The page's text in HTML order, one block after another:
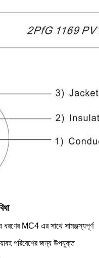
MC4 এর সাথে সামঞ্জস্যপূর্ণ
পরিবেশের জন্য উপযুক্ত